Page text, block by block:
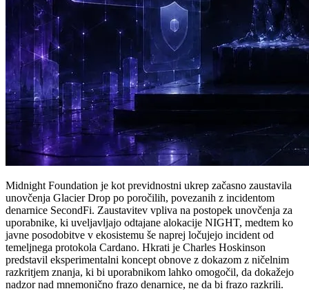
Midnight Foundation je kot previdnostni ukrep začasno zaustavila
unovčenja Glacier Drop po poročilih, povezanih z incidentom
denarnice SecondFi. Zaustavitev vpliva na postopek unovčenja za
uporabnike, ki uveljavljajo odtajane alokacije NIGHT, medtem ko
javne posodobitve v ekosistemu še naprej ločujejo incident od
temeljnega protokola Cardano. Hkrati je Charles Hoskinson
predstavil eksperimentalni koncept obnove z dokazom z ničelnim
razkritjem znanja, ki bi uporabnikom lahko omogočil, da dokažejo
nadzor nad mnemonično frazo denarnice, ne da bi frazo razkrili.